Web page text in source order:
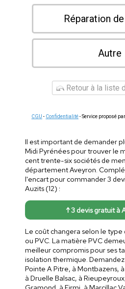
Réparation
Autre
Retour à la liste
CGU - Confidentialité- Service proposé
Il est important de demander
Midi Pyrénées pour trouver le
cent trente-six sociétés de
département Aveyron.
l'encart pour commander 3
Auzits (12) :
↑ 3 devis gratuit à
Le coût changera selon le type
ou PVC. La matière PVC
meilleur compromis pour ses
isolation thermique. Demandez
Pointe A Pitre, à Montbazens,
à Druelle Balsac, à